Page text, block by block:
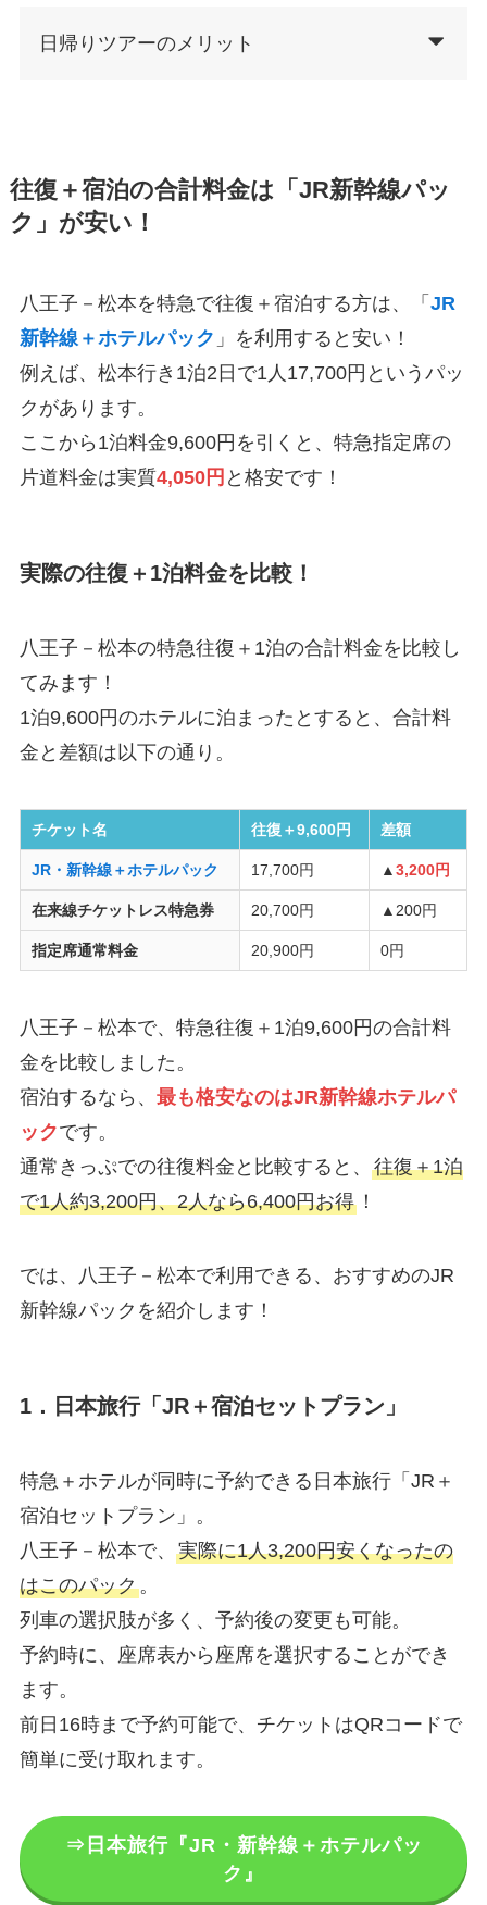
日帰りツアーのメリット
往復＋宿泊の合計料金は「JR新幹線パッ
ク」が安い！
八王子－松本を特急で往復＋宿泊する方は、「 JR
新幹線＋ホテルパック 」を利用すると安い！
例えば、松本行き1泊2日で1人17,700円というパッ
クがあります。
ここから1泊料金9,600円を引くと、特急指定席の
片道料金は実質4,050円 と格安です！
実際の往復＋1泊料金を比較！
八王子－松本の特急往復＋1泊の合計料金を比較し
てみます！
1泊9,600円のホテルに泊まったとすると、合計料
金と差額は以下の通り。
チケット名 往復＋9,600円 差額
JR・新幹線＋ホテルパック 17,700円 ▲3,200円
在来線チケットレス特急券 20,700円 ▲200円
指定席通常料金 20,900円 0円
八王子－松本で、特急往復＋1泊9,600円の合計料
金を比較しました。
宿泊するなら、 最も格安なのはJR新幹線ホテルパ
ックです。
通常きっぷでの往復料金と比較すると、 往復＋1泊
で1人約3,200円、2人なら6,400円お得！
では、八王子－松本で利用できる、おすすめのJR
新幹線パックを紹介します！
1．日本旅行「JR＋宿泊セットプラン」
特急＋ホテルが同時に予約できる日本旅行「JR＋
宿泊セットプラン」。
八王子－松本で、 実際に1人3,200円安くなったの
はこのパック。
列車の選択肢が多く、予約後の変更も可能。
予約時に、座席表から座席を選択することができ
ます。
前日16時まで予約可能で、チケットはQRコードで
簡単に受け取れます。
⇒日本旅行『JR・新幹線＋ホテルパッ
ク』